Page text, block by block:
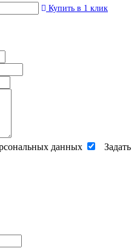
Купить в 1 клик
данных
Задать